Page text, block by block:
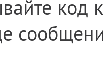
код